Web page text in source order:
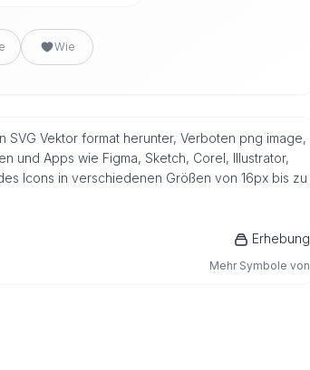
Wie
SVG Vektor format herunter, Verboten png image,
und Apps wie Figma, Sketch, Corel, Illustrator,
Icons in verschiedenen Größen von 16px bis zu
Erhebung
Mehr Symbole von